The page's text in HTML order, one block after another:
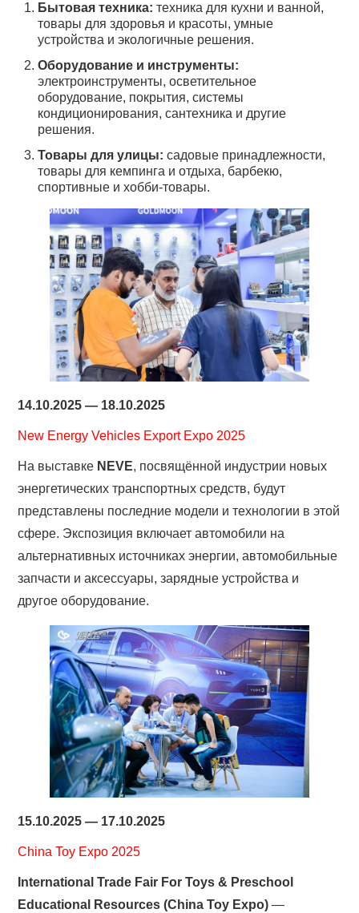
Бытовая техника: техника для кухни и ванной,
товары для здоровья и красоты, умные
устройства и экологичные решения.
Оборудование и инструменты:
электроинструменты, осветительное
оборудование, покрытия, системы
кондиционирования, сантехника и другие
решения.
Товары для улицы: садовые принадлежности,
товары для кемпинга и отдыха, барбекю,
спортивные и хобби-товары.
14.10.2025 — 18.10.2025
New Energy Vehicles Export Expo 2025
На выставке NEVE, посвящённой индустрии новых
энергетических транспортных средств, будут
представлены последние модели и технологии в этой
сфере. Экспозиция включает автомобили на
альтернативных источниках энергии, автомобильные
запчасти и аксессуары, зарядные устройства и
другое оборудование.
15.10.2025 — 17.10.2025
China Toy Expo 2025
International Trade Fair For Toys & Preschool
Educational Resources (China Toy Expo) —